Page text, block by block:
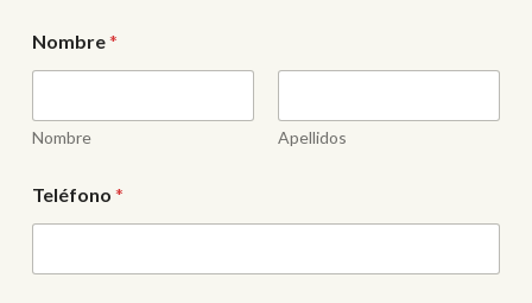
Nombre*
Nombre Apellidos
T
u
Teléfono *